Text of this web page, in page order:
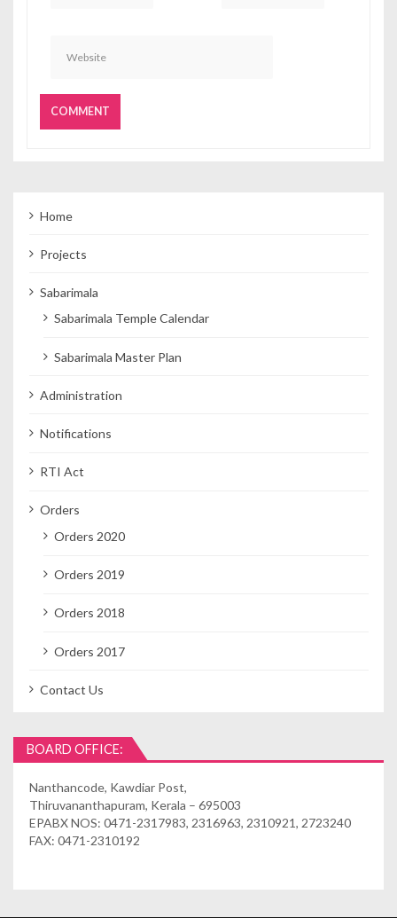
Home
Projects
Sabarimala
Sabarimala Temple Calendar
Sabarimala Master Plan
Administration
Notifications
RTI Act
Orders
Orders 2020
Orders 2019
Orders 2018
Orders 2017
Contact Us
BOARD OFFICE:
Nanthancode, Kawdiar Post,
Thiruvananthapuram, Kerala – 695003
EPABX NOS: 0471-2317983, 2316963, 2310921, 2723240
FAX: 0471-2310192